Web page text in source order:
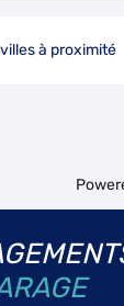
à proximité